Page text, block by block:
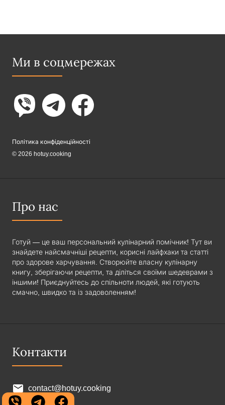
Ми в соцмережах
Політика конфіденційності
© 2026 hotuy.cooking
Про нас
Готуй — це ваш персональний кулінарний помічник! Тут ви
знайдете найсмачніші рецепти, корисні лайфхаки та статті
про здорове харчування. Створюйте власну кулінарну
книгу, зберігаючи рецепти, та діліться своїми шедеврами з
іншими! Приєднуйтесь до спільноти людей, які готують
смачно, швидко та із задоволенням!
Контакти
contact@hotuy.cooking